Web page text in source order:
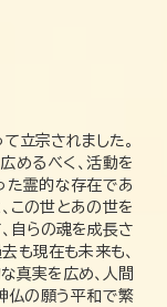
立宗されました。
めるべく、活動を
た霊的な存在であ
この世とあの世を
自らの魂を成長さ
も現在も未来も、
真実を広め、人間
仏の願う平和で繁